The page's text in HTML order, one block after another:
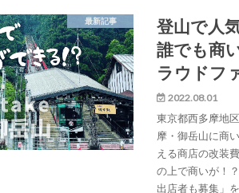
最新記事
登山で人
誰でも商
ラウドフ
2022.08.01
東京都西多摩地
摩・御岳山に商
える商店の改装
の上で商いが！
出店者も募集」